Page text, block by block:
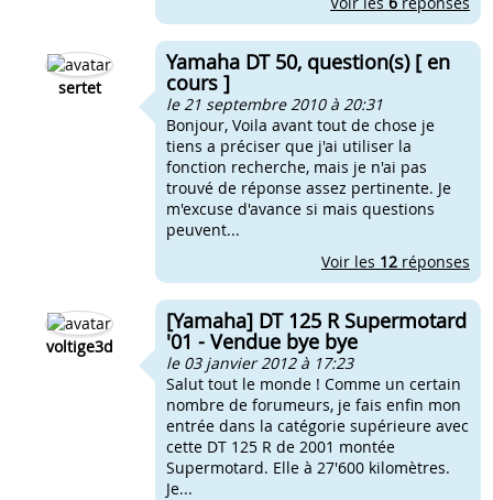
sertet
Yamaha DT 50, question(s) [ en
cours ]
le 21 septembre 2010 à 20:31
Bonjour, Voila avant tout de chose je
tiens a préciser que j'ai utiliser la
fonction recherche, mais je n'ai pas
trouvé de réponse assez pertinente. Je
m'excuse d'avance si mais questions
peuvent...
Voir les 12 réponses
voltige3d
[Yamaha] DT 125 R Supermotard
'01 - Vendue bye bye
le 03 janvier 2012 à 17:23
Salut tout le monde ! Comme un certain
nombre de forumeurs, je fais enfin mon
entrée dans la catégorie supérieure avec
cette DT 125 R de 2001 montée
Supermotard. Elle à 27'600 kilomètres.
Je...